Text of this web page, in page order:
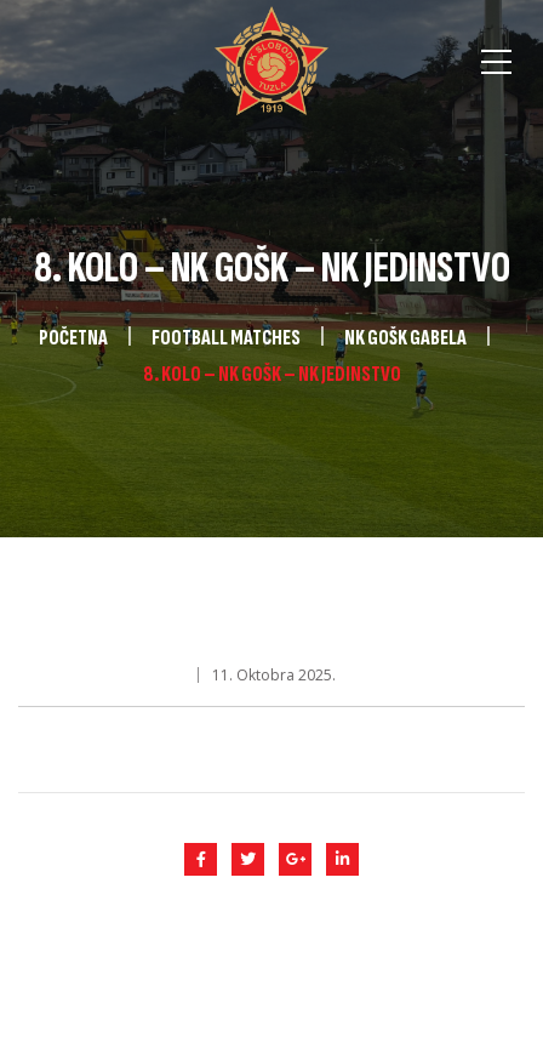
8. KOLO – NK GOŠK – NK JEDINSTVO
POČETNA FOOTBALL MATCHES
NK GOŠK GABELA
8. KOLO – NK GOŠK – NK JEDINSTVO
11. Oktobra 2025.